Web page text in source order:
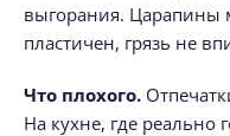
выгорания. Царапины
пластичен, грязь не
Что плохого.
На кухне, где реально